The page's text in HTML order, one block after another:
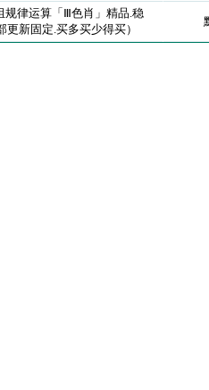
运算「Ⅲ色肖」精品.稳
固定.买多买少得买）